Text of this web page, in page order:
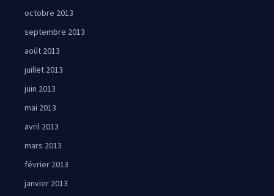
octobre 2013
septembre 2013
août 2013
juillet 2013
juin 2013
mai 2013
avril 2013
mars 2013
février 2013
janvier 2013